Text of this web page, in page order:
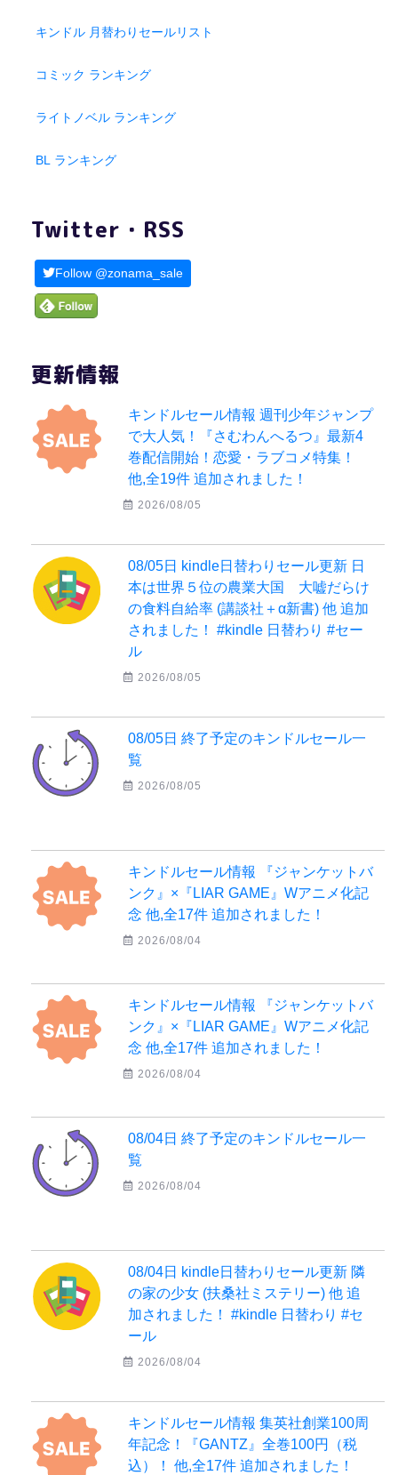
キンドル 月替わりセールリスト
コミック ランキング
ライトノベル ランキング
BL ランキング
Twitter・RSS
Follow @zonama_sale
更新情報
キンドルセール情報 週刊少年ジャンプ
で大人気！『さむわんへるつ』最新4
巻配信開始！恋愛・ラブコメ特集！
他,全19件 追加されました！
2026/08/05
08/05日 kindle日替わりセール更新 日
本は世界５位の農業大国 大嘘だらけ
の食料自給率 (講談社＋α新書) 他 追加
されました！ #kindle 日替わり #セー
ル
2026/08/05
08/05日 終了予定のキンドルセール一
覧
2026/08/05
キンドルセール情報 『ジャンケットバ
ンク』×『LIAR GAME』Wアニメ化記
念 他,全17件 追加されました！
2026/08/04
キンドルセール情報 『ジャンケットバ
ンク』×『LIAR GAME』Wアニメ化記
念 他,全17件 追加されました！
2026/08/04
08/04日 終了予定のキンドルセール一
覧
2026/08/04
08/04日 kindle日替わりセール更新 隣
の家の少女 (扶桑社ミステリー) 他 追
加されました！ #kindle 日替わり #セ
ール
2026/08/04
キンドルセール情報 集英社創業100周
年記念！『GANTZ』全巻100円（税
込）！ 他,全17件 追加されました！